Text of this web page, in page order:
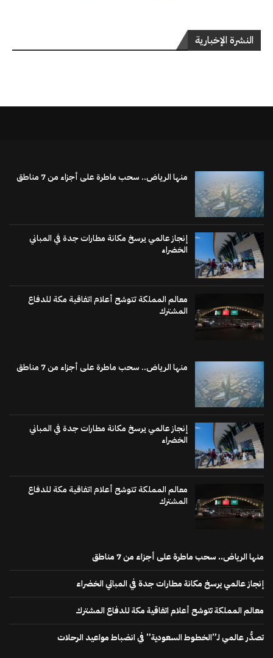
النشرة الإخبارية
منها الرياض.. سحب ماطرة على أجزاء من 7 مناطق
إنجاز عالمي يرسخ مكانة مطارات جدة في المباني
الخضراء
معالم المملكة تتوشح أعلام اتفاقية مكة للدفاع
المشترك
منها الرياض.. سحب ماطرة على أجزاء من 7 مناطق
إنجاز عالمي يرسخ مكانة مطارات جدة في المباني
الخضراء
معالم المملكة تتوشح أعلام اتفاقية مكة للدفاع
المشترك
منها الرياض.. سحب ماطرة على أجزاء من 7 مناطق
إنجاز عالمي يرسخ مكانة مطارات جدة في المباني الخضراء
معالم المملكة تتوشح أعلام اتفاقية مكة للدفاع المشترك
تصدُّر عالمي لـ”الخطوط السعودية” في انضباط مواعيد الرحلات